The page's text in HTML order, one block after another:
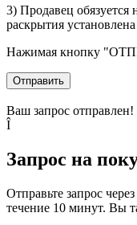
3) Продавец обязуется
раскрытия
Нажимая кнопку
Отправить
Ваш запрос отправлен!
Î
Запрос на
Отправьте запрос
течение 10 минут. Вы